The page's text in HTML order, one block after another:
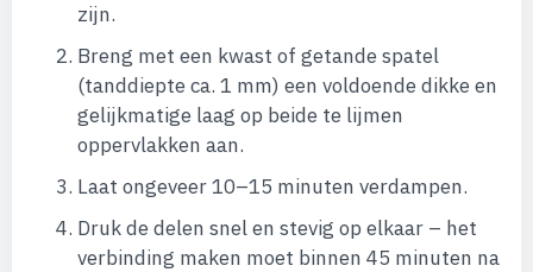
zijn.
Breng met een kwast of getande spatel
(tanddiepte ca. 1 mm) een voldoende dikke en
gelijkmatige laag op beide te lijmen
oppervlakken aan.
Laat ongeveer 10–15 minuten verdampen.
Druk de delen snel en stevig op elkaar – het
verbinding maken moet binnen 45 minuten na